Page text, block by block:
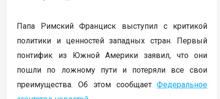
Папа Римский Франциск выступил с критикой
политики и ценностей западных стран. Первый
понтифик из Южной Америки заявил, что они
пошли по ложному пути и потеряли все свои
преимущества. Об этом сообщаетФедеральное